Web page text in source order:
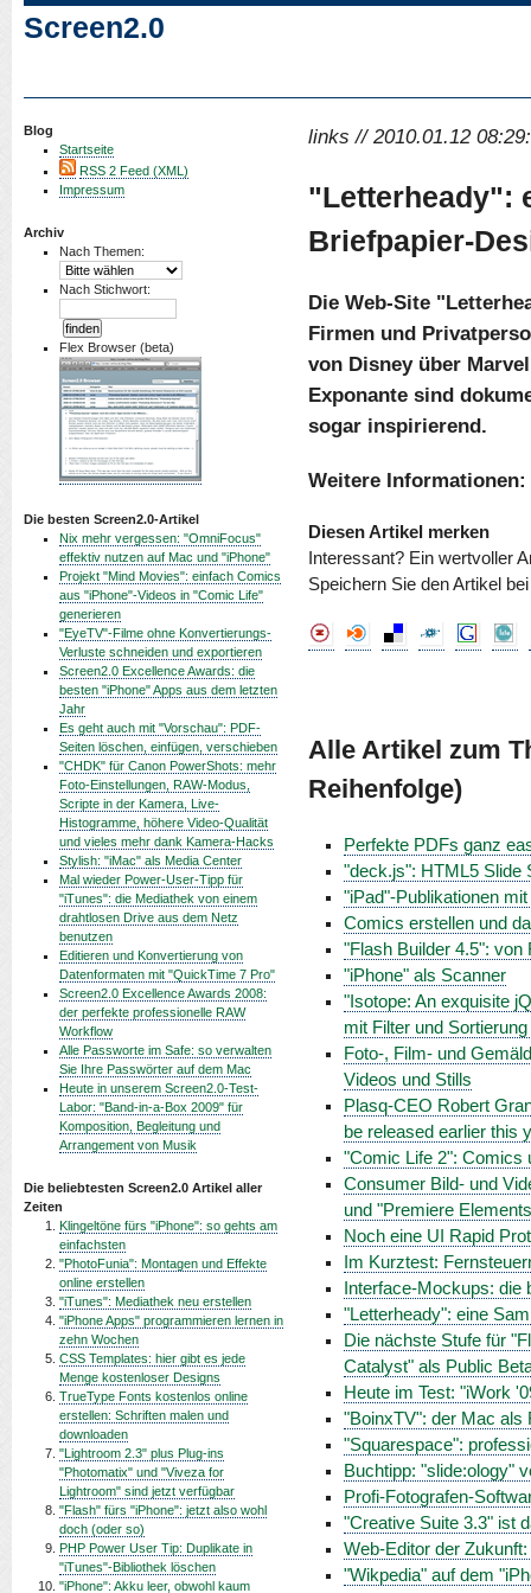
Screen2.0
Blog
Startseite
RSS 2 Feed (XML)
Impressum
Archiv
Nach Themen:
Nach Stichwort:
Flex Browser (beta)
Die besten Screen2.0-Artikel
Nix mehr vergessen: "OmniFocus"
effektiv nutzen auf Mac und "iPhone"
Projekt "Mind Movies": einfach Comics
aus "iPhone"-Videos in "Comic Life"
generieren
"EyeTV"-Filme ohne Konvertierungs-
Verluste schneiden und exportieren
Screen2.0 Excellence Awards: die
besten "iPhone" Apps aus dem letzten
Jahr
Es geht auch mit "Vorschau": PDF-
Seiten löschen, einfügen, verschieben
"CHDK" für Canon PowerShots: mehr
Foto-Einstellungen, RAW-Modus,
Scripte in der Kamera, Live-
Histogramme, höhere Video-Qualität
und vieles mehr dank Kamera-Hacks
Stylish: "iMac" als Media Center
Mal wieder Power-User-Tipp für
"iTunes": die Mediathek von einem
drahtlosen Drive aus dem Netz
benutzen
Editieren und Konvertierung von
Datenformaten mit "QuickTime 7 Pro"
Screen2.0 Excellence Awards 2008:
der perfekte professionelle RAW
Workflow
Alle Passworte im Safe: so verwalten
Sie Ihre Passwörter auf dem Mac
Heute in unserem Screen2.0-Test-
Labor: "Band-in-a-Box 2009" für
Komposition, Begleitung und
Arrangement von Musik
Die beliebtesten Screen2.0 Artikel aller
Zeiten
Klingeltöne fürs "iPhone": so gehts am
einfachsten
"PhotoFunia": Montagen und Effekte
online erstellen
"iTunes": Mediathek neu erstellen
"iPhone Apps" programmieren lernen in
zehn Wochen
CSS Templates: hier gibt es jede
Menge kostenloser Designs
TrueType Fonts kostenlos online
erstellen: Schriften malen und
downloaden
"Lightroom 2.3" plus Plug-ins
"Photomatix" und "Viveza for
Lightroom" sind jetzt verfügbar
"Flash" fürs "iPhone": jetzt also wohl
doch (oder so)
PHP Power User Tip: Duplikate in
"iTunes"-Bibliothek löschen
"iPhone": Akku leer, obwohl kaum
links // 2010.01.12
"Letterheady":
Briefpapier-
Die Web-Site
Firmen und
von Disney über
Exponante sind
sogar inspirierend.
Weitere Informationen:
Diesen Artikel merken
Interessant? Ein wertvoller
Speichern Sie den Artikel
Alle Artikel zum
Reihenfolge)
Perfekte PDFs ganz
"deck.js": HTML5 Slide
"iPad"-Publikationen
Comics erstellen und
"Flash Builder 4.5": von
"iPhone" als Scanner
"Isotope: An exquisite
mit Filter und
Foto-, Film- und
Videos und Stills
Plasq-CEO Robert
be released earlier this
"Comic Life 2": Comics
Consumer Bild- und
und "Premiere
Noch eine UI Rapid
Im Kurztest:
Interface-Mockups:
"Letterheady": eine
Die nächste Stufe für
Catalyst" als Public
Heute im Test: "iWork
"BoinxTV": der Mac als
"Squarespace":
Buchtipp: "slide:ology"
Profi-Fotografen-
"Creative Suite 3.3" ist
Web-Editor der
"Wikpedia" auf dem